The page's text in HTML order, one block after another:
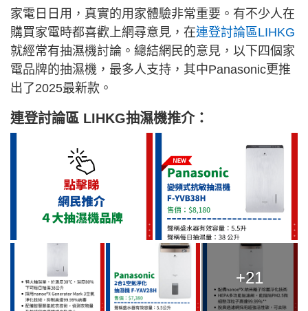
家電日日用，真實的用家體驗非常重要。有不少人在
購買家電時都喜歡上網尋意見，在連登討論區LIHKG
就經常有抽濕機討論。總結網民的意見，以下四個家
電品牌的抽濕機，最多人支持，其中Panasonic更推
出了2025最新款。
連登討論區 LIHKG抽濕機推介：
+21